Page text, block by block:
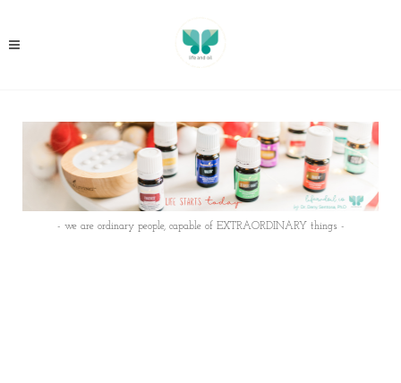
- we are ordinary people, capable of EXTRAORDINARY things -